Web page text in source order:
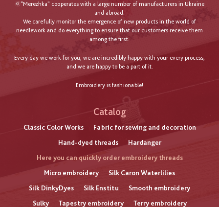
🌞"Merezhka" cooperates with a large number of manufacturers in Ukraine
and abroad.
We carefully monitor the emergence of new products in the world of
needlework and do everything to ensure that our customers receive them
among the first.
Every day we work for you, we are incredibly happy with your every process,
and we are happy to be a part of it.
Embroidery is fashionable!
Catalog
Classic Color Works
Fabric for sewing and decoration
Hand-dyed threads
Hardanger
Here you can quickly order embroidery threads
Micro embroidery
Silk Caron Waterlilies
Silk DinkyDyes
Silk Enstitu
Smooth embroidery
Sulky
Tapestry embroidery Terry embroidery